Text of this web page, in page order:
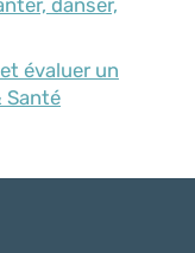
danser,
évaluer un
Santé